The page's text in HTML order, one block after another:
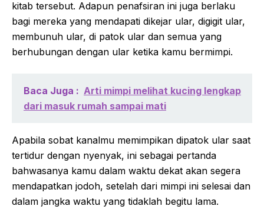
kitab tersebut. Adapun penafsiran ini juga berlaku
bagi mereka yang mendapati dikejar ular, digigit ular,
membunuh ular, di patok ular dan semua yang
berhubungan dengan ular ketika kamu bermimpi.
Baca Juga : Arti mimpi melihat kucing lengkap
dari masuk rumah sampai mati
Apabila sobat kanalmu memimpikan dipatok ular saat
tertidur dengan nyenyak, ini sebagai pertanda
bahwasanya kamu dalam waktu dekat akan segera
mendapatkan jodoh, setelah dari mimpi ini selesai dan
dalam jangka waktu yang tidaklah begitu lama.